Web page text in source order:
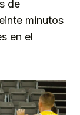
de
minutos
en el